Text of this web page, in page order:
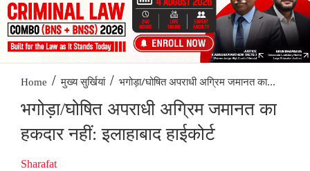
Home / मुख्य सुर्खियां / भगोड़ा/घोषित अपराधी अग्रिम जमानत का...
भगोड़ा/घोषित अपराधी अग्रिम जमानत का
हकदार नहीं: इलाहाबाद हाईकोर्ट
Sharafat